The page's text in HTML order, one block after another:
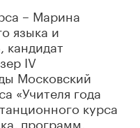
– Марина
языка и
IV
Московский
«Учителя года
курса
программ,